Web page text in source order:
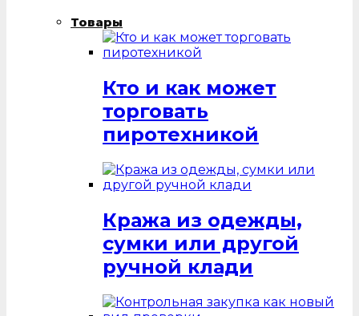
Товары
Кто и как может
торговать
пиротехникой
Кража из одежды,
сумки или другой
ручной клади